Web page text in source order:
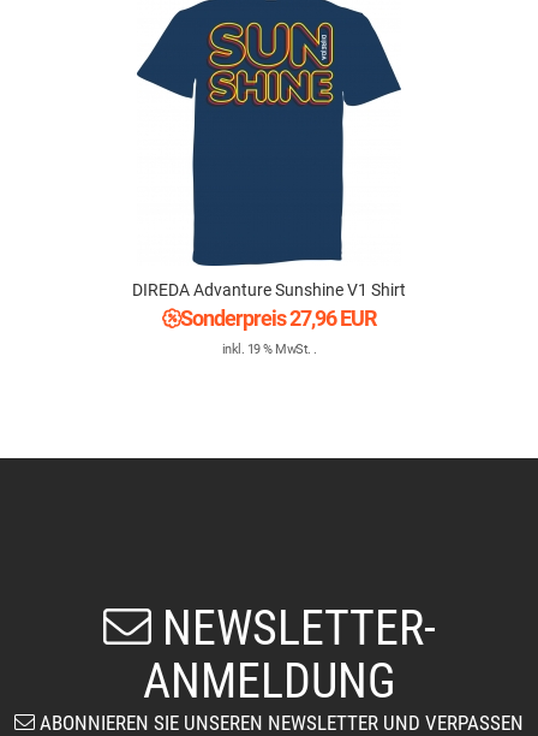
DIREDA Advanture Sunshine V1 Shirt
Sonderpreis27,96 EUR
inkl. 19 % MwSt. .
NEWSLETTER-
ANMELDUNG
ABONNIEREN SIE UNSEREN NEWSLETTER UND VERPASSEN